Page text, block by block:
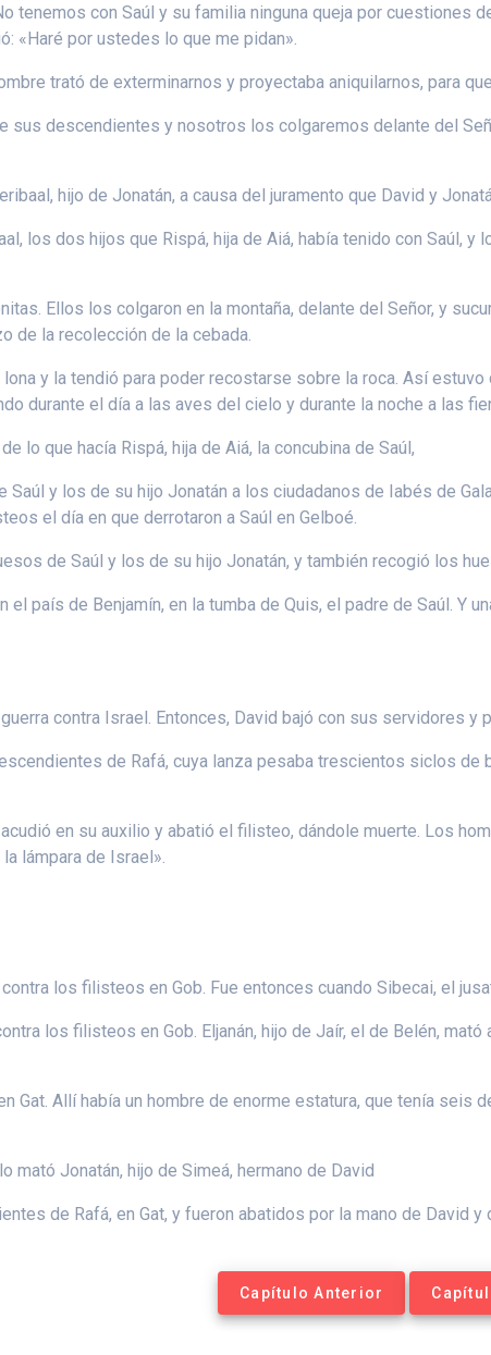
tenemos con Saúl y su familia ninguna queja por cuestiones
«Haré por ustedes lo que me pidan».
trató de exterminarnos y proyectaba aniquilarnos, para
sus descendientes y nosotros los colgaremos delante del
hijo de Jonatán, a causa del juramento que David y
los dos hijos que Rispá, hija de Aiá, había tenido con Saúl,
Ellos los colgaron en la montaña, delante del Señor, y
de la recolección de la cebada.
lona y la tendió para poder recostarse sobre la roca. Así
durante el día a las aves del cielo y durante la noche a las
lo que hacía Rispá, hija de Aiá, la concubina de Saúl,
y los de su hijo Jonatán a los ciudadanos de Iabés de
el día en que derrotaron a Saúl en Gelboé.
de Saúl y los de su hijo Jonatán, y también recogió los
el país de Benjamín, en la tumba de Quis, el padre de Saúl. Y
contra Israel. Entonces, David bajó con sus servidores
de Rafá, cuya lanza pesaba trescientos siclos de
en su auxilio y abatió el filisteo, dándole muerte. Los
lámpara de Israel».
los filisteos en Gob. Fue entonces cuando Sibecai, el
los filisteos en Gob. Eljanán, hijo de Jaír, el de Belén,
Gat. Allí había un hombre de enorme estatura, que tenía
mató Jonatán, hijo de Simeá, hermano de David
de Rafá, en Gat, y fueron abatidos por la mano de David y
Capítulo Anterior